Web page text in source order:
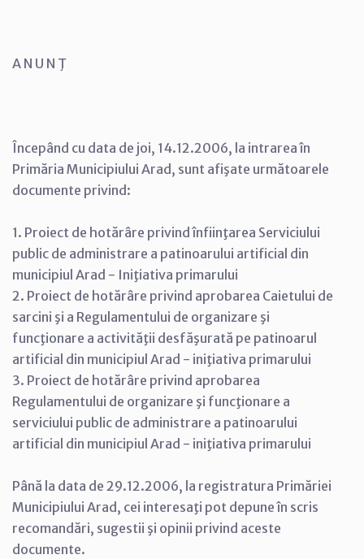
A N U N Ţ
Începând cu data de joi, 14.12.2006, la intrarea în
Primăria Municipiului Arad, sunt afişate următoarele
documente privind:
1. Proiect de hotărâre privind înfiinţarea Serviciului
public de administrare a patinoarului artificial din
municipiul Arad - Iniţiativa primarului
2. Proiect de hotărâre privind aprobarea Caietului de
sarcini şi a Regulamentului de organizare şi
funcţionare a activităţii desfăşurată pe patinoarul
artificial din municipiul Arad - iniţiativa primarului
3. Proiect de hotărâre privind aprobarea
Regulamentului de organizare şi funcţionare a
serviciului public de administrare a patinoarului
artificial din municipiul Arad - iniţiativa primarului
Până la data de 29.12.2006, la registratura Primăriei
Municipiului Arad, cei interesaţi pot depune în scris
recomandări, sugestii şi opinii privind aceste
documente.